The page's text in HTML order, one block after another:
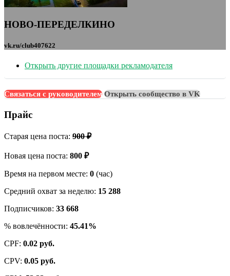
НОВО-ПЕРЕДЕЛКИНО
vk.ru/club407622
Открыть другие площадки рекламодателя
Связаться с руководителем Открыть сообщество в VK
Прайс
Старая цена поста: 900 ₽
Новая цена поста: 800 ₽
Время на первом месте: 0 (час)
Средний охват за неделю: 15 288
Подписчиков: 33 668
% вовлечённости: 45.41%
CPF: 0.02 руб.
CPV: 0.05 руб.